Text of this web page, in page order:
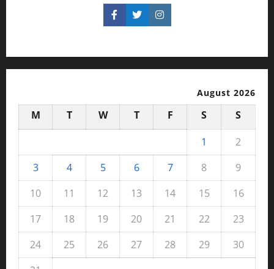
August 2026
M T W T F S
S
1
2
3
4 5 6 7 8
9
10
11 12 13 14 15
16
17
18 19 20 21 22
23
24
25 26 27 28 29
30